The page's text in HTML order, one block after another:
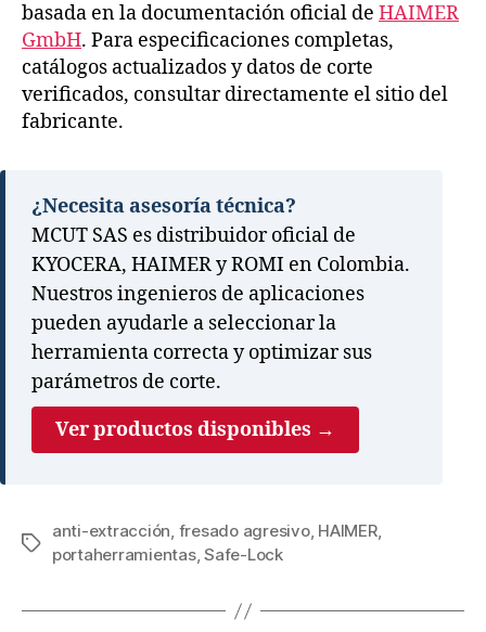
basada en la documentación oficial de HAIMER
GmbH. Para especificaciones completas,
catálogos actualizados y datos de corte
verificados, consultar directamente el sitio del
fabricante.
¿Necesita asesoría técnica?
MCUT SAS es distribuidor oficial de
KYOCERA, HAIMER y ROMI en Colombia.
Nuestros ingenieros de aplicaciones
pueden ayudarle a seleccionar la
herramienta correcta y optimizar sus
parámetros de corte.
Ver productos disponibles →
anti-extracción, fresado agresivo, HAIMER,
portaherramientas,Safe-Lock